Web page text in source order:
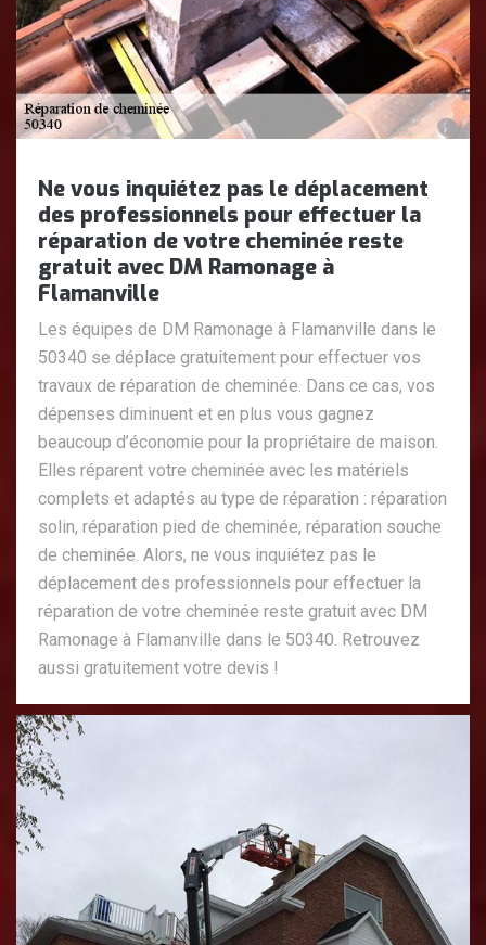
Ne vous inquiétez pas le déplacement
des professionnels pour effectuer la
réparation de votre cheminée reste
gratuit avec DM Ramonage à
Flamanville
Les équipes de DM Ramonage à Flamanville dans le
50340 se déplace gratuitement pour effectuer vos
travaux de réparation de cheminée. Dans ce cas, vos
dépenses diminuent et en plus vous gagnez
beaucoup d’économie pour la propriétaire de maison.
Elles réparent votre cheminée avec les matériels
complets et adaptés au type de réparation : réparation
solin, réparation pied de cheminée, réparation souche
de cheminée. Alors, ne vous inquiétez pas le
déplacement des professionnels pour effectuer la
réparation de votre cheminée reste gratuit avec DM
Ramonage à Flamanville dans le 50340. Retrouvez
aussi gratuitement votre devis !